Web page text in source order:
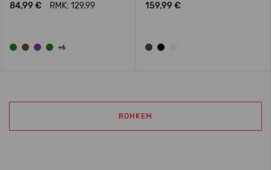
84,99 € RMK: 129.99
+6
159,99 €
ROHKEM